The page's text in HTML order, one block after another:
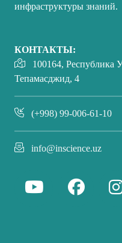
инфраструктуры знаний.
КОНТАКТЫ:
100164, Республика
Тепамасджид, 4
(+998) 99-006-61-10
info@inscience.uz